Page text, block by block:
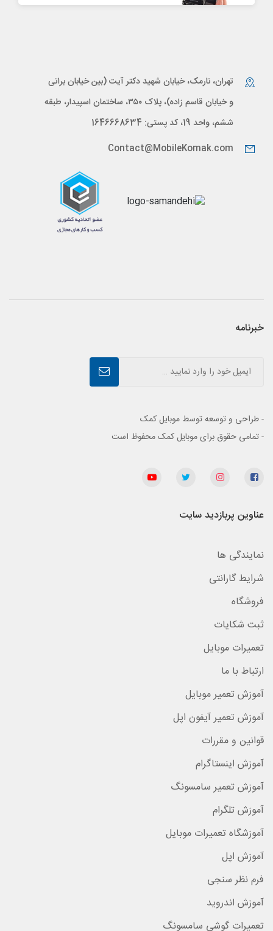
تهران، نارمک، خیابان شهید دکتر آیت (بین خیابان براتی
و خیابان قاسم زاده)، پلاک ۳۵۰، ساختمان اسپیدار، طبقه
ششم، واحد 19، کد پستی: 1646668634
Contact@MobileKomak.com
خبرنامه
- طراحی و توسعه توسط موبایل کمک
- تمامی حقوق برای موبایل کمک محفوظ است
عناوین پربازدید سایت
نمایندگی ها
شرایط گارانتی
فروشگاه
ثبت شکایات
تعمیرات موبایل
ارتباط با ما
آموزش تعمیر موبایل
آموزش تعمیر آیفون اپل
قوانین و مقررات
آموزش اینستاگرام
آموزش تعمیر سامسونگ
آموزش تلگرام
آموزشگاه تعمیرات موبایل
آموزش اپل
فرم نظر سنجی
آموزش اندروید
تعمیرات گوشی سامسونگ